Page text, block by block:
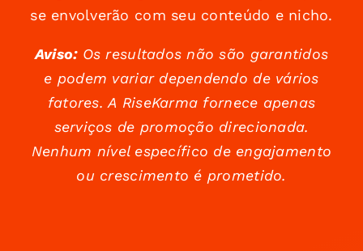
se envolverão com seu conteúdo e nicho.
Aviso:Os resultados não são garantidos
e podem variar dependendo de vários
fatores. A RiseKarma fornece apenas
serviços de promoção direcionada.
Nenhum nível específico de engajamento
ou crescimento é prometido.